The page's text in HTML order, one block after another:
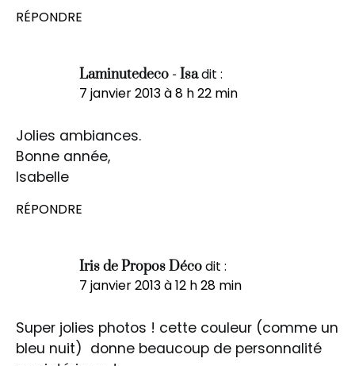
RÉPONDRE
Laminutedeco - Isadit :
7 janvier 2013 à 8 h 22 min
Jolies ambiances.
Bonne année,
Isabelle
RÉPONDRE
Iris de Propos Décodit :
7 janvier 2013 à 12 h 28 min
Super jolies photos ! cette couleur (comme un
bleu nuit) donne beaucoup de personnalité